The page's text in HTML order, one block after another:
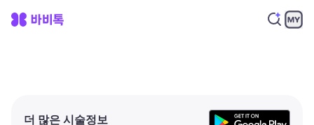
더 많은 시술정보